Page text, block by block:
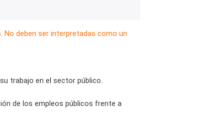
deben ser interpretadas como un
trabajo en el sector público.
de los empleos públicos frente a